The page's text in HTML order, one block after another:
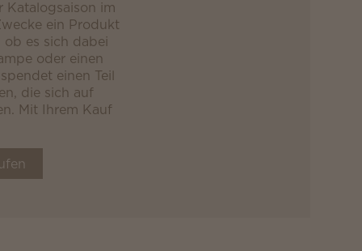
Katalogsaison im
ein Produkt
es sich dabei
oder einen
einen Teil
die sich auf
Mit Ihrem Kauf